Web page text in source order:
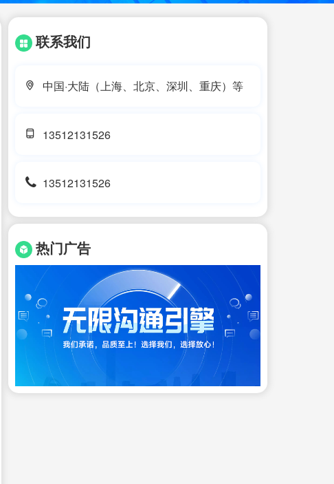
联系我们
中国·大陆（上海、北京、深圳、重庆）等
13512131526
13512131526
热门广告